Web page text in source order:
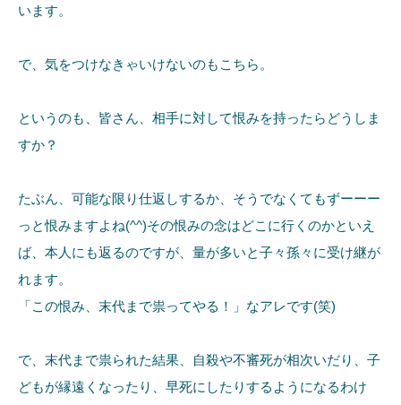
います。
で、気をつけなきゃいけないのもこちら。
というのも、皆さん、相手に対して恨みを持ったらどうしま
すか？
たぶん、可能な限り仕返しするか、そうでなくてもずーーー
っと恨みますよね(^^)その恨みの念はどこに行くのかといえ
ば、本人にも返るのですが、量が多いと子々孫々に受け継が
れます。
「この恨み、末代まで祟ってやる！」なアレです(笑)
で、末代まで祟られた結果、自殺や不審死が相次いだり、子
どもが縁遠くなったり、早死にしたりするようになるわけ